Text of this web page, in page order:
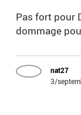
Pas fort pour
dommage
nat27
3/